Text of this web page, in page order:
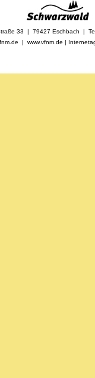
33 | 79427 Eschbach |
| www.vfnm.de |